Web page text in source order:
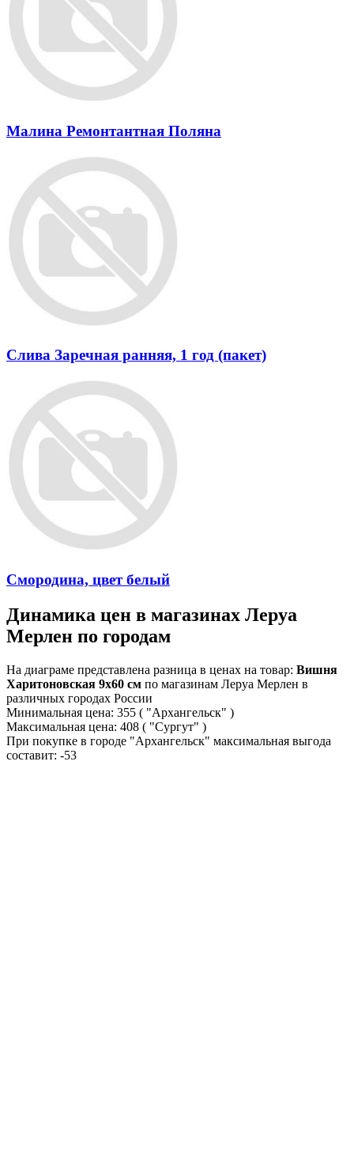
Малина Pемонтантная Поляна
Слива Заречная ранняя, 1 год (пакет)
Смородина, цвет белый
Динамика цен в магазинах Леруа
Мерлен по городам
На диаграме представлена разница в ценах на товар: Вишня
Харитоновская 9x60 см по магазинам Леруа Мерлен в
различных городах России
Минимальная цена: 355 ( "Архангельск" )
Максимальная цена: 408 ( "Сургут" )
При покупке в городе "Архангельск" максимальная выгода
составит: -53